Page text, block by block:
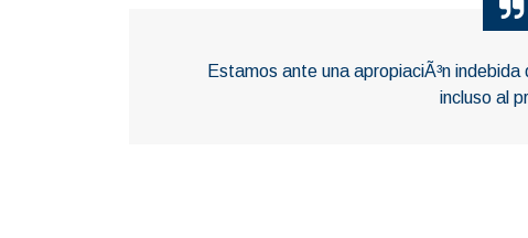
Estamos ante una apropiaciÃ³n
incluso al